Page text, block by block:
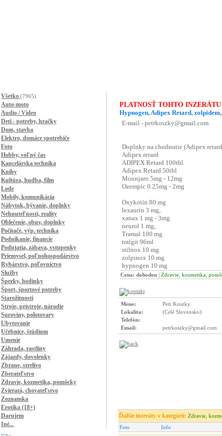
Všetko (7965)
Auto-moto
Audio / Video
Deti - potreby, hračky
Dom, stavba
Elektro, domáce spotrebiče
Foto
Hobby, voľný čas
Kancelárska technika
Knihy
Kultúra, hudba, film
Lode
Mobily, komunikácia
Nábytok, bývanie, doplnky
Nehnuteľnosti, reality
Oblečenie, obuv, doplnky
Počítače, výp. technika
Podnikanie, financie
Podujatia, zábava, vstupenky
Priemysel, poľnohospodárstvo
Rybárstvo, poľovníctvo
Služby
Šperky, hodinky
Šport, športové potreby
Starožitnosti
Stroje, prístroje, náradie
Suroviny, polotovary
Ubytovanie
Učebnice, štúdium
Umenie
Záhrada, rastliny
Zájazdy, dovolenky
Zbrane, strelivo
Zberateľstvo
Zdravie, kozmetika, pomôcky
Zvieratá, chovateľstvo
Zoznamka
Erotika (18+)
Darujem
Iné...
PLATNOSŤ TOHTO
Hypnogen, Adipex Retard,
Cena: dohodou | Zdravie, kozmetika,
Meno:
Petr Koszky
Lokalita:
(Celé Slovensko)
Telefón:
Email:
petrkoszky@gmail.com
Ďalšie inzeráty v kategórii: Zdravie,
Foto
Info